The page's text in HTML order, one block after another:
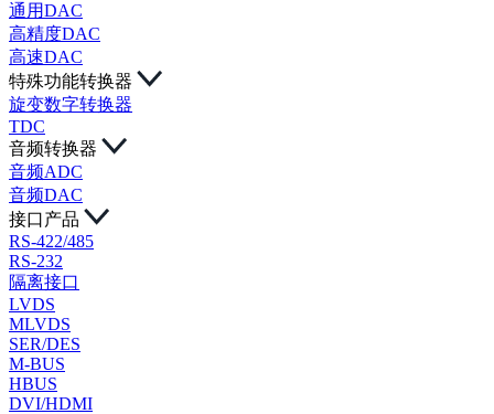
通用DAC
高精度DAC
高速DAC
特殊功能转换器
旋变数字转换器
TDC
音频转换器
音频ADC
音频DAC
接口产品
RS-422/485
RS-232
隔离接口
LVDS
MLVDS
SER/DES
M-BUS
HBUS
DVI/HDMI